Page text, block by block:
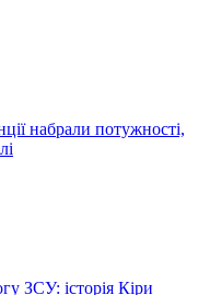
набрали потужності,
ЗСУ: історія Кіри